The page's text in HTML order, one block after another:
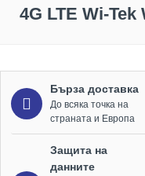
4G LTE Wi-
Бърза доставка
До всяка точка на
страната и Европа
Защита на
данните